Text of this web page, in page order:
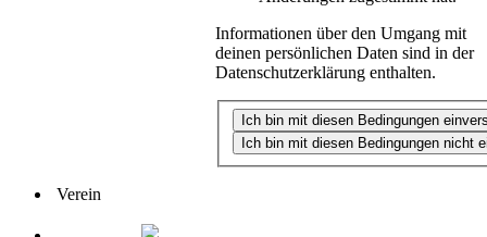
Informationen über den Umgang mit
deinen persönlichen Daten sind in der
Datenschutzerklärung enthalten.
Verein